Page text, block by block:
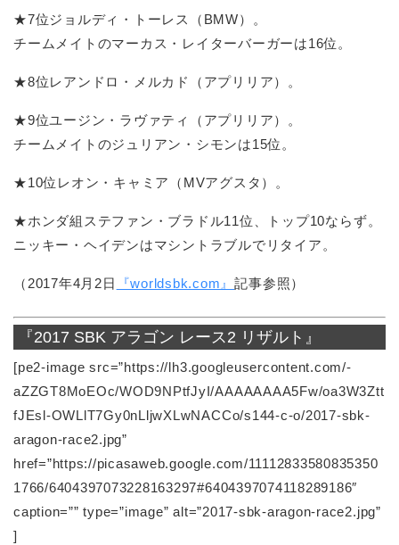
★7位ジョルディ・トーレス（BMW）。
チームメイトのマーカス・レイターバーガーは16位。
★8位レアンドロ・メルカド（アプリリア）。
★9位ユージン・ラヴァティ（アプリリア）。
チームメイトのジュリアン・シモンは15位。
★10位レオン・キャミア（MVアグスタ）。
★ホンダ組ステファン・ブラドル11位、トップ10ならず。
ニッキー・ヘイデンはマシントラブルでリタイア。
（2017年4月2日 『worldsbk.com』記事参照）
『2017 SBK アラゴン レース2 リザルト』
[pe2-image src=”https://lh3.googleusercontent.com/-
aZZGT8MoEOc/WOD9NPtfJyI/AAAAAAAA5Fw/oa3W3Ztt
fJEsl-OWLlT7Gy0nLljwXLwNACCo/s144-c-o/2017-sbk-
aragon-race2.jpg”
href=”https://picasaweb.google.com/11112833580835350
1766/6404397073228163297#6404397074118289186″
caption=”” type=”image” alt=”2017-sbk-aragon-race2.jpg”
]